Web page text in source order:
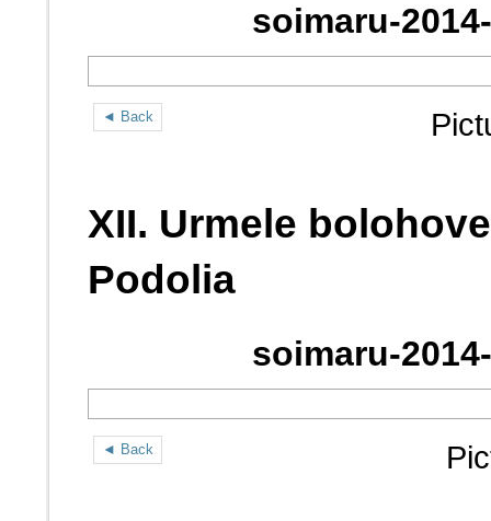
soimaru-
◄ Back
XII. Urmele
Podolia
soimaru-
◄ Back